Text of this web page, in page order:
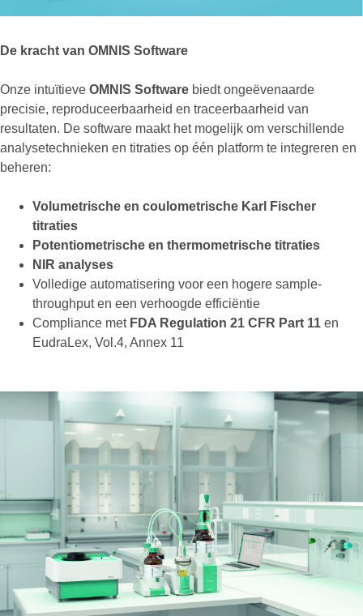
De kracht van OMNIS Software
Onze intuïtieve OMNIS Software biedt ongeëvenaarde
precisie, reproduceerbaarheid en traceerbaarheid van
resultaten. De software maakt het mogelijk om verschillende
analysetechnieken en titraties op één platform te integreren en
beheren:
Volumetrische en coulometrische Karl Fischer
titraties
Potentiometrische en thermometrische titraties
NIR analyses
Volledige automatisering voor een hogere sample-
throughput en een verhoogde efficiëntie
Compliance met FDA Regulation 21 CFR Part 11 en
EudraLex, Vol.4, Annex 11